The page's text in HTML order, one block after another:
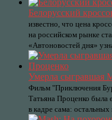
Белорусский
известно, что цена
на российском рынке
«Автоновостей дня»
Умерла сыгравшая
Фильм "Приключения
Татьяна Проценко была
в кадре сама: